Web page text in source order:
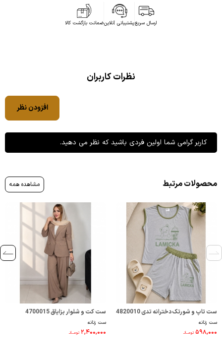
ارسال سریعپشتیبانی آنلاینضمانت بازگشت کالا
نظرات کاربران
افزودن نظر
کاربر گرامی شما اولین فردی باشید که نظر می دهید.
محصولات مرتبط مشاهده همه
ست تاپ و شورتک دخترانه تدی 4820010
ست زنانه
۵۹۸,۰۰۰ تومــانـ
ست کت و شلوار بزایاق 4700015
ست زنانه
۲,۴۰۰,۰۰۰ تومــانـ